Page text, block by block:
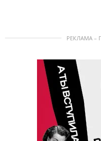
РЕКЛАМА –